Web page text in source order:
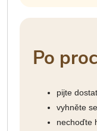
Po
pijte
vyhněte
nechoďte